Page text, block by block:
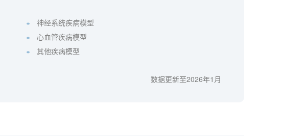
神经系统疾病模型
心血管疾病模型
其他疾病模型
数据更新至2026年1月